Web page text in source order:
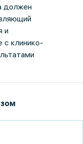
должен
и
с клинико-